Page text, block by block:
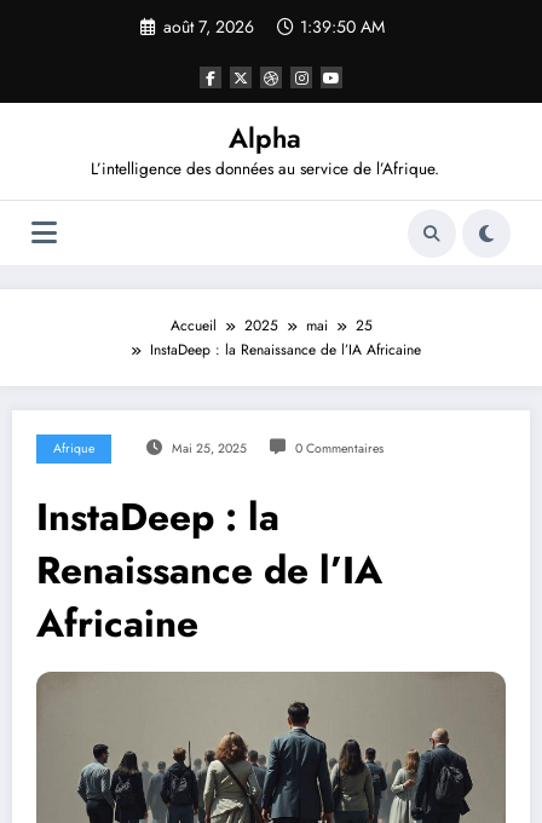
août 7, 2026 1:39:51 AM
Alpha
L’intelligence des données au service de l’Afrique.
Accueil 2025 mai
25
InstaDeep : la Renaissance de l’IA Africaine
Afrique Mai 25, 2025 0 Commentaires
InstaDeep : la
Renaissance de l’IA
Africaine